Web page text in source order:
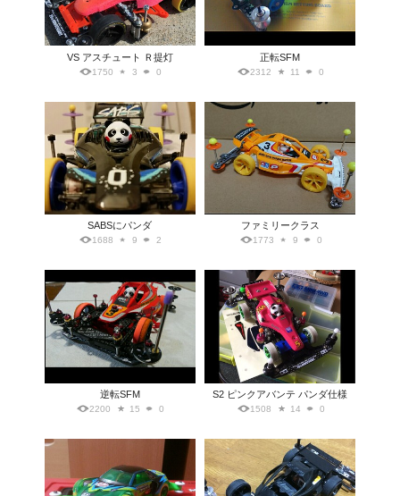
VS アスチュート Ｒ提灯
1750 3 0
正転SFM
2312 11 0
SABSにパンダ
1688 9 2
ファミリークラス
1773 9 0
逆転SFM
2200 15 0
S2 ピンクアバンテ パンダ仕様
1508 14 0